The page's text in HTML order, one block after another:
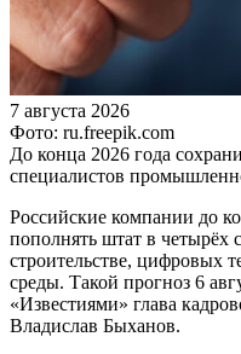
7 августа 2026
Фото: ru.freepik.com
До конца 2026 года
специалистов
Российские компании до
пополнять штат в четырёх
строительстве, цифровых
среды. Такой прогноз 6
«Известиями» глава
Владислав Быханов.